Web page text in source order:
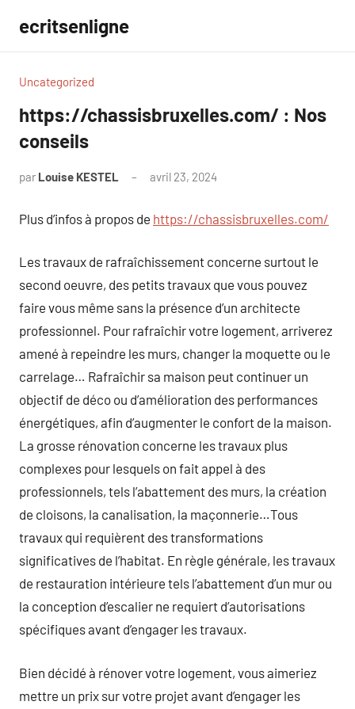
contenu
ecritsenligne
Uncategorized
https://chassisbruxelles.com/ : Nos
conseils
par Louise KESTEL avril 23, 2024
Plus d’infos à propos de https://chassisbruxelles.com/
Les travaux de rafraîchissement concerne surtout le
second oeuvre, des petits travaux que vous pouvez
faire vous même sans la présence d’un architecte
professionnel. Pour rafraîchir votre logement, arriverez
amené à repeindre les murs, changer la moquette ou le
carrelage… Rafraîchir sa maison peut continuer un
objectif de déco ou d’amélioration des performances
énergétiques, afin d’augmenter le confort de la maison.
La grosse rénovation concerne les travaux plus
complexes pour lesquels on fait appel à des
professionnels, tels l’abattement des murs, la création
de cloisons, la canalisation, la maçonnerie…Tous
travaux qui requièrent des transformations
significatives de l’habitat. En règle générale, les travaux
de restauration intérieure tels l’abattement d’un mur ou
la conception d’escalier ne requiert d’autorisations
spécifiques avant d’engager les travaux.
Bien décidé à rénover votre logement, vous aimeriez
mettre un prix sur votre projet avant d’engager les